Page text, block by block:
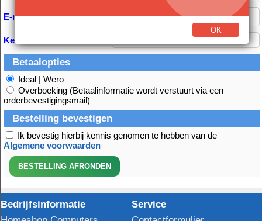
OK
E-mail *
Kenmerk
Betaalopties
Ideal | Wero
Overboeking (Betaalinformatie wordt verstuurt via een
orderbevestigingsmail)
Bestelling bevestigen
Ik bevestig hierbij kennis genomen te hebben van de
Algemene voorwaarden
Bedrijfsinformatie
Service